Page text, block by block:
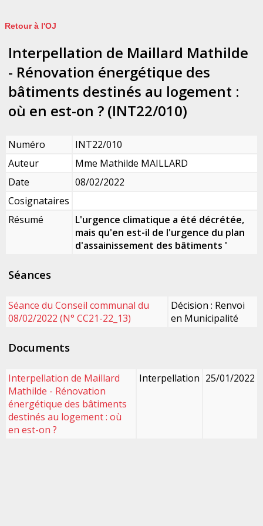
Retour à l'OJ
Interpellation de Maillard Mathilde
- Rénovation énergétique des
bâtiments destinés au logement :
où en est-on ? (INT22/010)
Numéro
INT22/010
Auteur
Mme Mathilde MAILLARD
Date
08/02/2022
Cosignataires
Résumé
L'urgence climatique a été décrétée,
mais qu'en est-il de l'urgence du plan
d'assainissement des bâtiments '
Séances
Séance du Conseil communal du
08/02/2022 (N° CC21-22_13)
Décision : Renvoi
en Municipalité
Documents
Interpellation de Maillard
Mathilde - Rénovation
énergétique des bâtiments
destinés au logement : où
en est-on ?
Interpellation 25/01/2022